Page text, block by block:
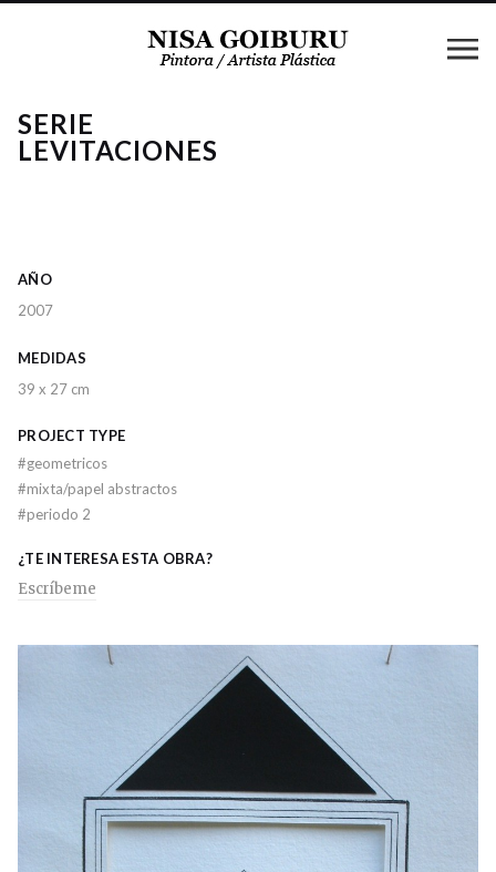
SERIE
LEVITACIONES
AÑO
2007
MEDIDAS
39 x 27 cm
PROJECT TYPE
#geometricos
#mixta/papel abstractos
#periodo 2
¿TE INTERESA ESTA OBRA?
Escríbeme